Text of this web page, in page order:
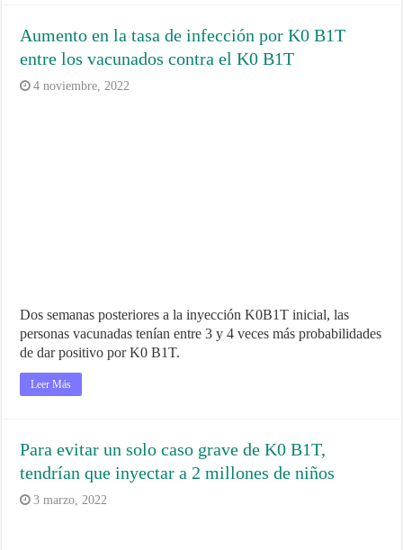
Aumento en la tasa de infección por K0 B1T
entre los vacunados contra el K0 B1T
4 noviembre, 2022
Dos semanas posteriores a la inyección K0B1T inicial, las
personas vacunadas tenían entre 3 y 4 veces más probabilidades
de dar positivo por K0 B1T.
Leer Más
Para evitar un solo caso grave de K0 B1T,
tendrían que inyectar a 2 millones de niños
3 marzo, 2022